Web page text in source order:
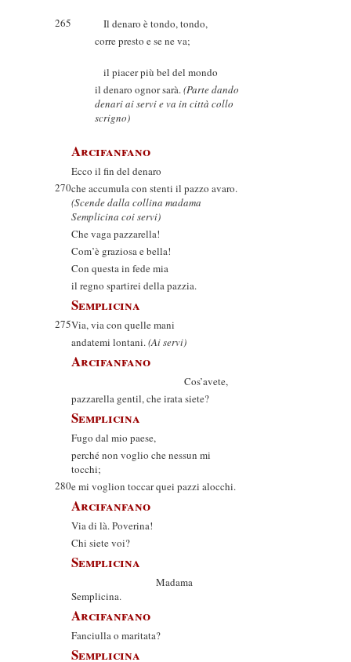
265
Il denaro è tondo, tondo,
corre presto e se ne va;
il piacer più bel del mondo
il denaro ognor sarà.(Parte dando
denari ai servi e va in città collo
scrigno)
Arcifanfano
Ecco il fin del denaro
270che accumula con stenti il pazzo avaro.
(Scende dalla collina madama
Semplicina coi servi)
Che vaga pazzarella!
Com’è graziosa e bella!
Con questa in fede mia
il regno spartirei della pazzia.
Semplicina
275Via, via con quelle mani
andatemi lontani.(Ai servi)
Arcifanfano
Cos’avete,
pazzarella gentil, che irata siete?
Semplicina
Fugo dal mio paese,
perché non voglio che nessun mi
tocchi;
280e mi voglion toccar quei pazzi alocchi.
Arcifanfano
Via di là. Poverina!
Chi siete voi?
Semplicina
Madama
Semplicina.
Arcifanfano
Fanciulla o maritata?
Semplicina